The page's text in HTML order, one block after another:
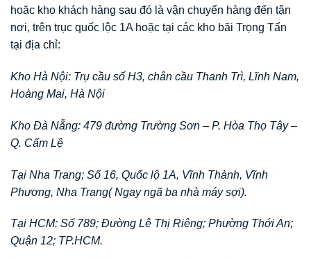
hoặc kho khách hàng sau đó là vận chuyển hàng đến tận
nơi, trên trục quốc lộc 1A hoặc tại các kho bãi Trọng Tấn
tại địa chỉ:
Kho Hà Nội: Trụ cầu số H3, chân cầu Thanh Trì, Lĩnh Nam,
Hoàng Mai, Hà Nội
Kho Đà Nẵng: 479 đường Trường Sơn – P. Hòa Thọ Tây –
Q. Cẩm Lệ
Tại Nha Trang; Số 16, Quốc lộ 1A, Vĩnh Thành, Vĩnh
Phương, Nha Trang( Ngay ngã ba nhà máy sợi).
Tại HCM: Số 789; Đường Lê Thị Riêng; Phường Thới An;
Quận 12; TP.HCM.